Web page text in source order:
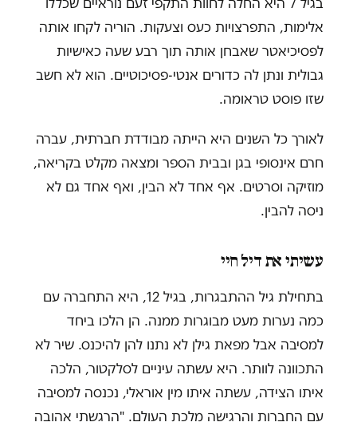
אלימות, התפרצויות כעס וצעקות. הוריה לקחו אותה
לפסיכיאטר שאבחן אותה תוך רבע שעה כאישיות
גבולית ונתן לה כדורים אנטי-פסיכוטיים. הוא לא חשב
שזו פוסט טראומה.
לאורך כל השנים היא הייתה מבודדת חברתית, עברה
חרם אינסופי בגן ובבית הספר ומצאה מקלט בקריאה,
מוזיקה וסרטים. אף אחד לא הבין, ואף אחד גם לא
ניסה להבין.
עשיתי את דיל חיי
בתחילת גיל ההתבגרות, בגיל 12, היא התחברה עם
כמה נערות מעט מבוגרות ממנה. הן הלכו ביחד
למסיבה אבל מפאת גילן לא נתנו להן להיכנס. שיר לא
התכוונה לוותר. היא עשתה עיניים לסלקטור, הלכה
איתו הצידה, עשתה איתו מין אוראלי, נכנסה למסיבה
עם החברות והרגישה מלכת העולם. "הרגשתי אהובה